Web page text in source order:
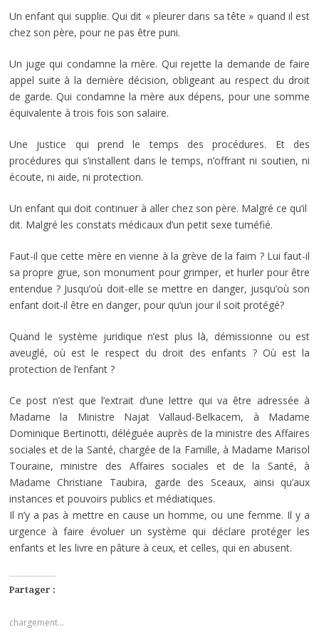
Un enfant qui supplie. Qui dit « pleurer dans sa tête » quand il est
chez son père, pour ne pas être puni.
Un juge qui condamne la mère. Qui rejette la demande de faire
appel suite à la dernière décision, obligeant au respect du droit
de garde. Qui condamne la mère aux dépens, pour une somme
équivalente à trois fois son salaire.
Une justice qui prend le temps des procédures. Et des
procédures qui s’installent dans le temps, n’offrant ni soutien, ni
écoute, ni aide, ni protection.
Un enfant qui doit continuer à aller chez son père. Malgré ce qu’il
dit. Malgré les constats médicaux d’un petit sexe tuméfié.
Faut-il que cette mère en vienne à la grève de la faim ? Lui faut-il
sa propre grue, son monument pour grimper, et hurler pour être
entendue ? Jusqu’où doit-elle se mettre en danger, jusqu’où son
enfant doit-il être en danger, pour qu’un jour il soit protégé?
Quand le système juridique n’est plus là, démissionne ou est
aveuglé, où est le respect du droit des enfants ? Où est la
protection de l’enfant ?
Ce post n’est que l’extrait d’une lettre qui va être adressée à
Madame la Ministre Najat Vallaud-Belkacem, à Madame
Dominique Bertinotti, déléguée auprès de la ministre des Affaires
sociales et de la Santé, chargée de la Famille, à Madame Marisol
Touraine, ministre des Affaires sociales et de la Santé, à
Madame Christiane Taubira, garde des Sceaux, ainsi qu’aux
instances et pouvoirs publics et médiatiques.
Il n’y a pas à mettre en cause un homme, ou une femme. Il y a
urgence à faire évoluer un système qui déclare protéger les
enfants et les livre en pâture à ceux, et celles, qui en abusent.
Partager :
chargement…